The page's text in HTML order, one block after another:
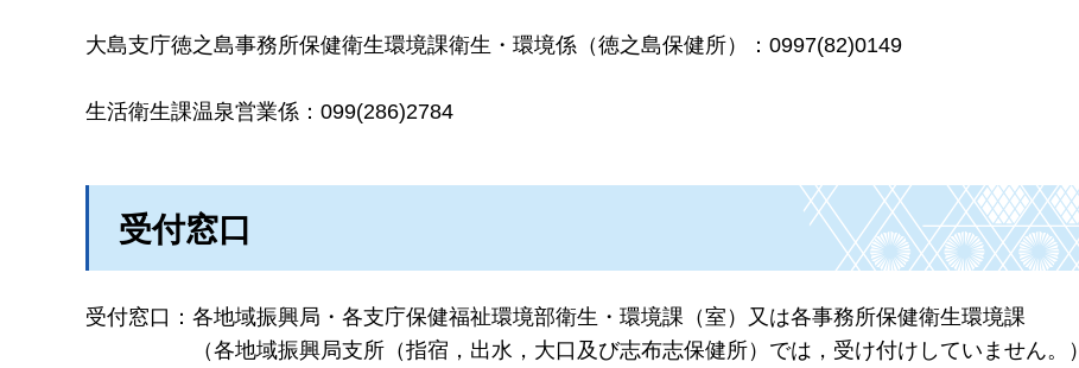
大島支庁徳之島事務所保健衛生環境課衛生・環境係（徳之島保健所）：0997(82)0149
生活衛生課温泉営業係：099(286)2784
受付窓口
受付窓口： 各地域振興局・各支庁保健福祉環境部衛生・環境課（室）又は各事務所保健衛生環境課
（各地域振興局支所（指宿，出水，大口及び志布志保健所）では，受け付けしていません。）